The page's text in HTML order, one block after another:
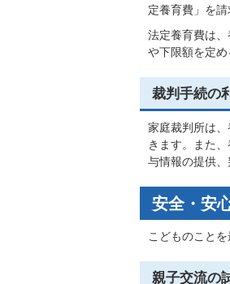
定養育費」を請
法定養育費は
や下限額を定め
裁判手続の
家庭裁判所は
きます。また
与情報の提供
安全・安
こどものこと
親子交流の